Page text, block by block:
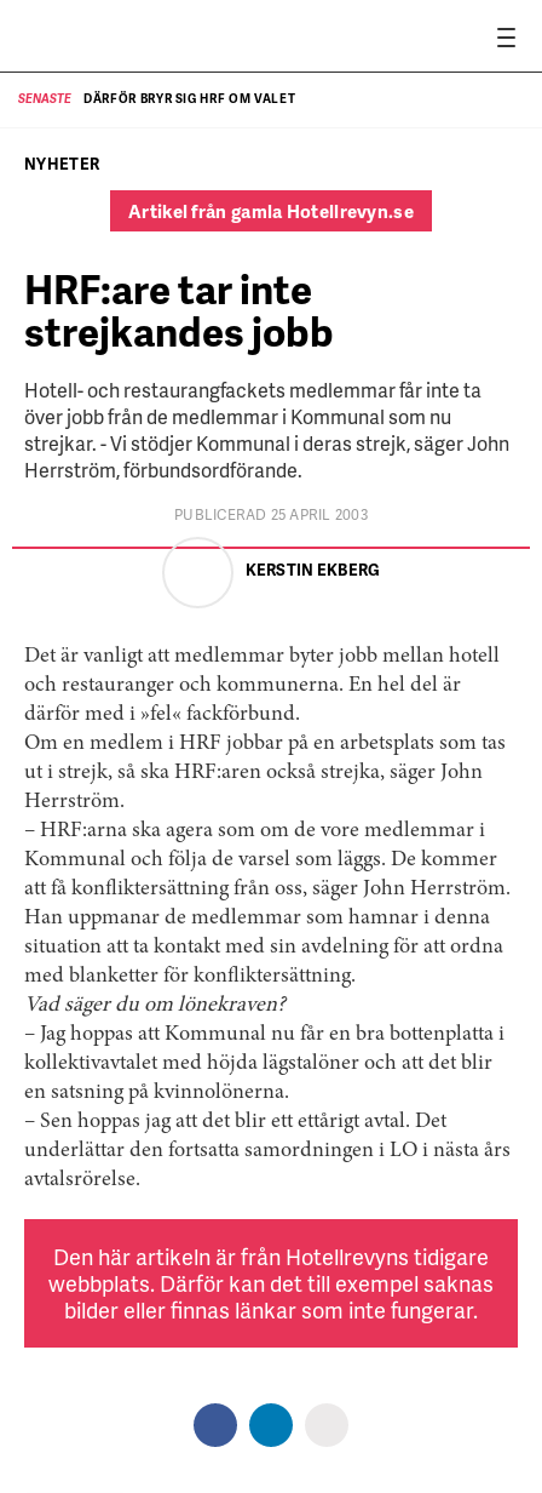
SENASTE DÄRFÖR BRYR SIG HRF OM VALET
NYHETER
Artikel från gamla Hotellrevyn.se
HRF:are tar inte
strejkandes jobb
Hotell- och restaurangfackets medlemmar får inte ta
över jobb från de medlemmar i Kommunal som nu
strejkar. - Vi stödjer Kommunal i deras strejk, säger John
Herrström, förbundsordförande.
PUBLICERAD 25 APRIL 2003
KERSTIN EKBERG
Det är vanligt att medlemmar byter jobb mellan hotell
och restauranger och kommunerna. En hel del är
därför med i »fel« fackförbund.
Om en medlem i HRF jobbar på en arbetsplats som tas
ut i strejk, så ska HRF:aren också strejka, säger John
Herrström.
– HRF:arna ska agera som om de vore medlemmar i
Kommunal och följa de varsel som läggs. De kommer
att få konfliktersättning från oss, säger John Herrström.
Han uppmanar de medlemmar som hamnar i denna
situation att ta kontakt med sin avdelning för att ordna
med blanketter för konfliktersättning.
Vad säger du om lönekraven?
– Jag hoppas att Kommunal nu får en bra bottenplatta i
kollektivavtalet med höjda lägstalöner och att det blir
en satsning på kvinnolönerna.
– Sen hoppas jag att det blir ett ettårigt avtal. Det
underlättar den fortsatta samordningen i LO i nästa års
avtalsrörelse.
Den här artikeln är från Hotellrevyns tidigare
webbplats. Därför kan det till exempel saknas
bilder eller finnas länkar som inte fungerar.